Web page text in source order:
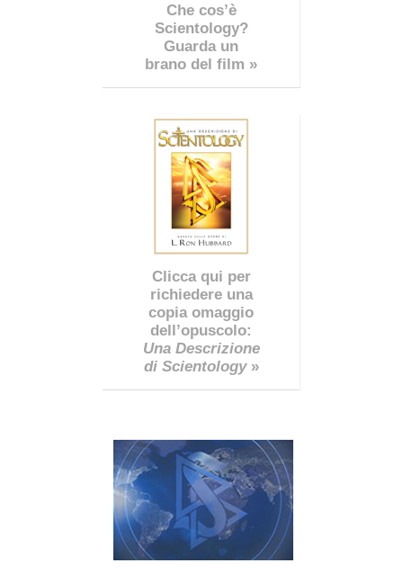
Che cos’è
Scientology?
Guarda un
brano del film »
Clicca qui per
richiedere una
copia omaggio
dell’opuscolo:
Una Descrizione
di Scientology»